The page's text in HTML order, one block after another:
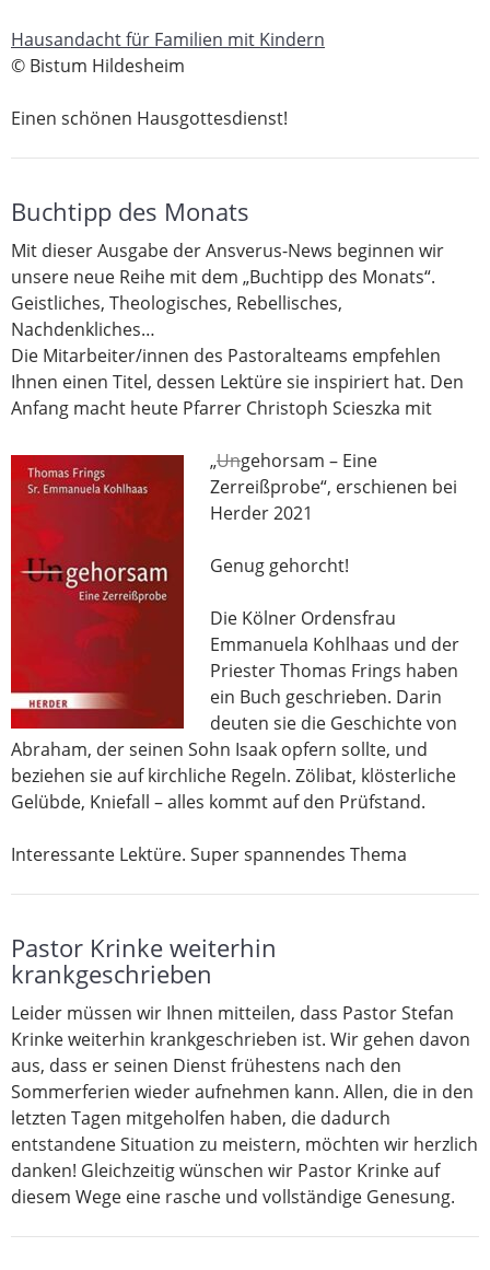
Hausandacht für Familien mit Kindern
© Bistum Hildesheim
Einen schönen Hausgottesdienst!
Buchtipp des Monats
Mit dieser Ausgabe der Ansverus-News beginnen wir
unsere neue Reihe mit dem „Buchtipp des Monats“.
Geistliches, Theologisches, Rebellisches,
Nachdenkliches…
Die Mitarbeiter/innen des Pastoralteams empfehlen
Ihnen einen Titel, dessen Lektüre sie inspiriert hat. Den
Anfang macht heute Pfarrer Christoph Scieszka mit
„Ungehorsam – Eine
Zerreißprobe“, erschienen bei
Herder 2021
Genug gehorcht!
Die Kölner Ordensfrau
Emmanuela Kohlhaas und der
Priester Thomas Frings haben
ein Buch geschrieben. Darin
deuten sie die Geschichte von
Abraham, der seinen Sohn Isaak opfern sollte, und
beziehen sie auf kirchliche Regeln. Zölibat, klösterliche
Gelübde, Kniefall – alles kommt auf den Prüfstand.
Interessante Lektüre. Super spannendes Thema
Pastor Krinke weiterhin
krankgeschrieben
Leider müssen wir Ihnen mitteilen, dass Pastor Stefan
Krinke weiterhin krankgeschrieben ist. Wir gehen davon
aus, dass er seinen Dienst frühestens nach den
Sommerferien wieder aufnehmen kann. Allen, die in den
letzten Tagen mitgeholfen haben, die dadurch
entstandene Situation zu meistern, möchten wir herzlich
danken! Gleichzeitig wünschen wir Pastor Krinke auf
diesem Wege eine rasche und vollständige Genesung.